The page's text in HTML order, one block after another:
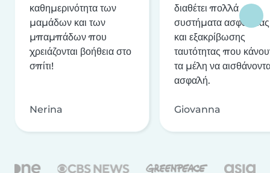
καθημερινότητα των
μαμάδων και των
μπαμπάδων που
χρειάζονται βοήθεια στο
σπίτι!
Nerina
διαθέτει πολλά
συστήματα ασφαλείας
και εξακρίβωσης
ταυτότητας που
τα μέλη να
ασφαλή.
Giovanna